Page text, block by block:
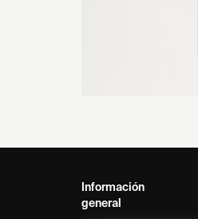
Información
general